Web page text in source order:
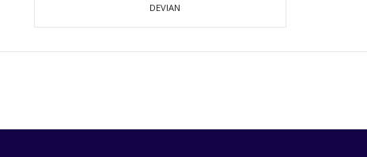
DEVIAN